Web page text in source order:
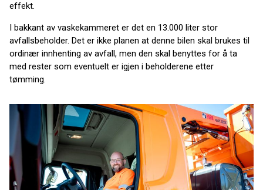
effekt.
I bakkant av vaskekammeret er det en 13.000 liter stor
avfallsbeholder. Det er ikke planen at denne bilen skal brukes til
ordinær innhenting av avfall, men den skal benyttes for å ta
med rester som eventuelt er igjen i beholderene etter
tømming.